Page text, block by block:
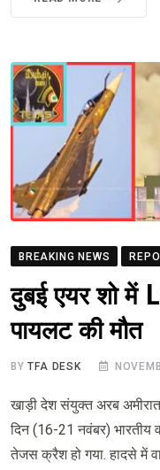
BREAKING NEWS
दुबई एयर शो में
पायलट की मौत
BYTFA DESK
खाड़ी देश संयुक्त अरब
दिन (16-21 नवंबर) भारतीय
तेजस क्रैश हो गया. हादसे में